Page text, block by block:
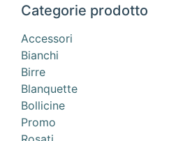
Categorie prodotto
Accessori
Bianchi
Birre
Blanquette
Bollicine
Promo